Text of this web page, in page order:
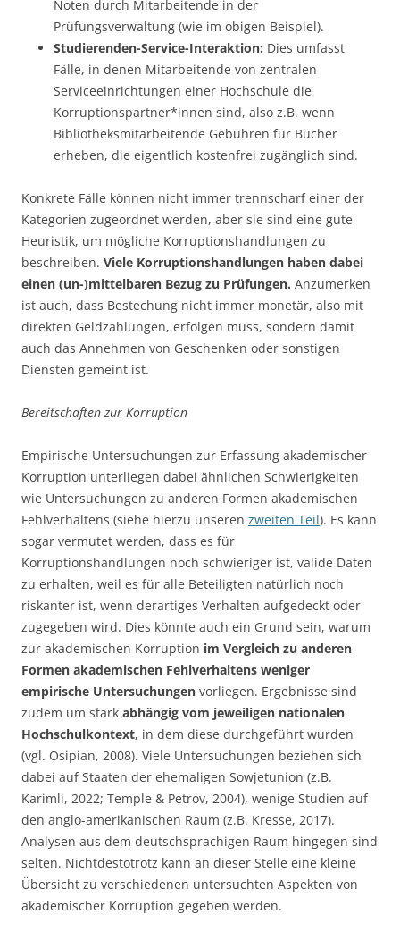
Noten durch Mitarbeitende in der
Prüfungsverwaltung (wie im obigen Beispiel).
Studierenden-Service-Interaktion: Dies umfasst
Fälle, in denen Mitarbeitende von zentralen
Serviceeinrichtungen einer Hochschule die
Korruptionspartner*innen sind, also z.B. wenn
Bibliotheksmitarbeitende Gebühren für Bücher
erheben, die eigentlich kostenfrei zugänglich sind.
Konkrete Fälle können nicht immer trennscharf einer der
Kategorien zugeordnet werden, aber sie sind eine gute
Heuristik, um mögliche Korruptionshandlungen zu
beschreiben. Viele Korruptionshandlungen haben dabei
einen (un-)mittelbaren Bezug zu Prüfungen. Anzumerken
ist auch, dass Bestechung nicht immer monetär, also mit
direkten Geldzahlungen, erfolgen muss, sondern damit
auch das Annehmen von Geschenken oder sonstigen
Diensten gemeint ist.
Bereitschaften zur Korruption
Empirische Untersuchungen zur Erfassung akademischer
Korruption unterliegen dabei ähnlichen Schwierigkeiten
wie Untersuchungen zu anderen Formen akademischen
Fehlverhaltens (siehe hierzu unseren zweiten Teil). Es kann
sogar vermutet werden, dass es für
Korruptionshandlungen noch schwieriger ist, valide Daten
zu erhalten, weil es für alle Beteiligten natürlich noch
riskanter ist, wenn derartiges Verhalten aufgedeckt oder
zugegeben wird. Dies könnte auch ein Grund sein, warum
zur akademischen Korruption im Vergleich zu anderen
Formen akademischen Fehlverhaltens weniger
empirische Untersuchungen vorliegen. Ergebnisse sind
zudem um stark abhängig vom jeweiligen nationalen
Hochschulkontext, in dem diese durchgeführt wurden
(vgl. Osipian, 2008). Viele Untersuchungen beziehen sich
dabei auf Staaten der ehemaligen Sowjetunion (z.B.
Karimli, 2022; Temple & Petrov, 2004), wenige Studien auf
den anglo-amerikanischen Raum (z.B. Kresse, 2017).
Analysen aus dem deutschsprachigen Raum hingegen sind
selten. Nichtdestotrotz kann an dieser Stelle eine kleine
Übersicht zu verschiedenen untersuchten Aspekten von
akademischer Korruption gegeben werden.